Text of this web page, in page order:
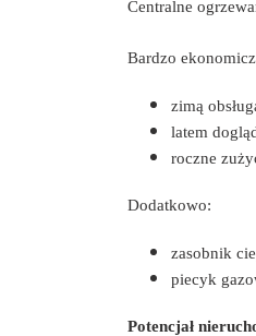
Centralne
Bardzo
zimą
latem
roczne
Dodatkowo:
zasobnik
piecyk
Potencjał